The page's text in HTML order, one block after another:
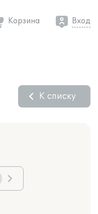
Корзина Вход
К списку